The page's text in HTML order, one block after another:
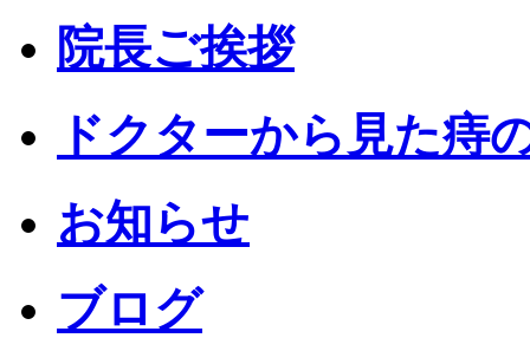
院長ご挨拶
ドクターから見た痔
お知らせ
ブログ